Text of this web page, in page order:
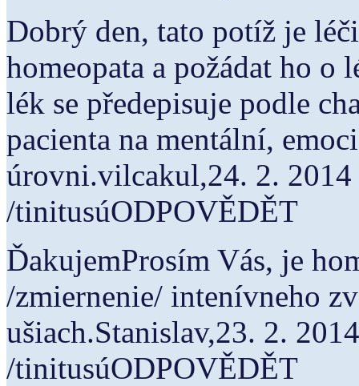
Dobrý den, tato potíž je
homeopata a požádat ho
lék se předepisuje podle
pacienta na mentální,
úrovni.vilcakul,24. 2. 2014
/tinitusúODPOVĚDĚT
ĎakujemProsím Vás, je
/zmiernenie/ intenívneho
ušiach.Stanislav,23. 2.
/tinitusúODPOVĚDĚT